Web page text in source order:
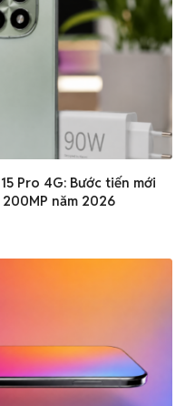
Pro 4G: Bước tiến mới
năm 2026